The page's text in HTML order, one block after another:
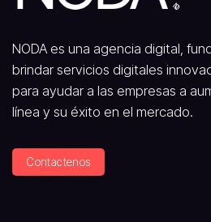
NODA es una agencia digital,
brindar servicios digitales
para ayudar a las empresas a
línea y su éxito en el mercado.
Contactenos